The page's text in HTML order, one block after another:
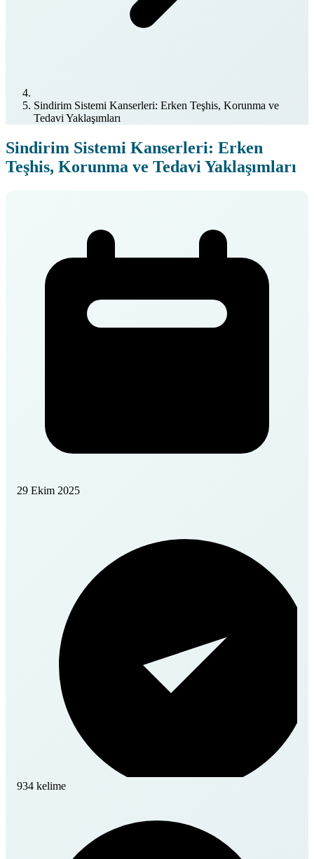
Sindirim Sistemi Kanserleri: Erken Teşhis, Korunma ve
Tedavi Yaklaşımları
Sindirim Sistemi Kanserleri: Erken
Teşhis, Korunma ve Tedavi Yaklaşımları
29 Ekim 2025
934 kelime